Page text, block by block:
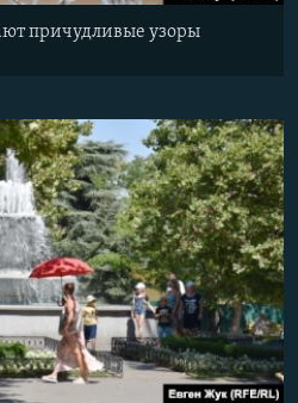
причудливые узоры